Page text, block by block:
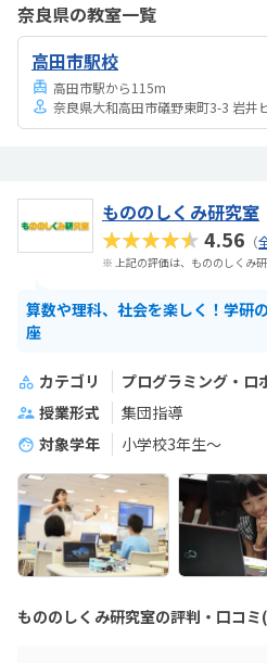
するだけでなく、プログラミングを学
たと思います。将来の職業選びのひと
たまに騒いでいる生徒がいますが、そ
奈良県の教室一覧
高田市駅校
高田市駅から115m
奈良県大和高田市礒野東町3-3 岩井
もののしくみ研究室
★★★★★4.56 （
※ 上記の評価は、もののしくみ
算数や理科、社会を楽しく！学研
座
カテゴリ
プログラミング・ロ
授業形式
集団指導
対象学年
小学校3年生〜
もののしくみ研究室の評判・口コミ